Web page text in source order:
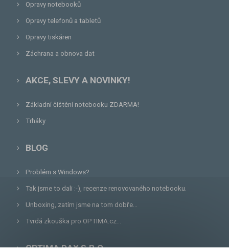
Opravy notebooků
Opravy telefonů a tabletů
Opravy tiskáren
Záchrana a obnova dat
AKCE, SLEVY A NOVINKY!
Základní čištění notebooku ZDARMA!
Trháky
BLOG
Problém s Windows?
Tak jsme to dali :-), recenze renovovaného notebooku.
Unboxing, zatím jsme na tom dobře...
Tvrdá zkouška pro OPTIMA.cz...
OPTIMA DAX S.R.O.